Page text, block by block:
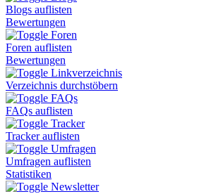
Blogs auflisten
Bewertungen
Foren
Foren auflisten
Bewertungen
Linkverzeichnis
Verzeichnis durchstöbern
FAQs
FAQs auflisten
Tracker
Tracker auflisten
Umfragen
Umfragen auflisten
Statistiken
Newsletter